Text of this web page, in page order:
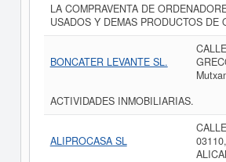
LA COMPRAVENTA DE
USADOS Y DEMAS PRODUCTOS DE
BONCATER LEVANTE SL.
ACTIVIDADES INMOBILIARIAS.
ALIPROCASA SL